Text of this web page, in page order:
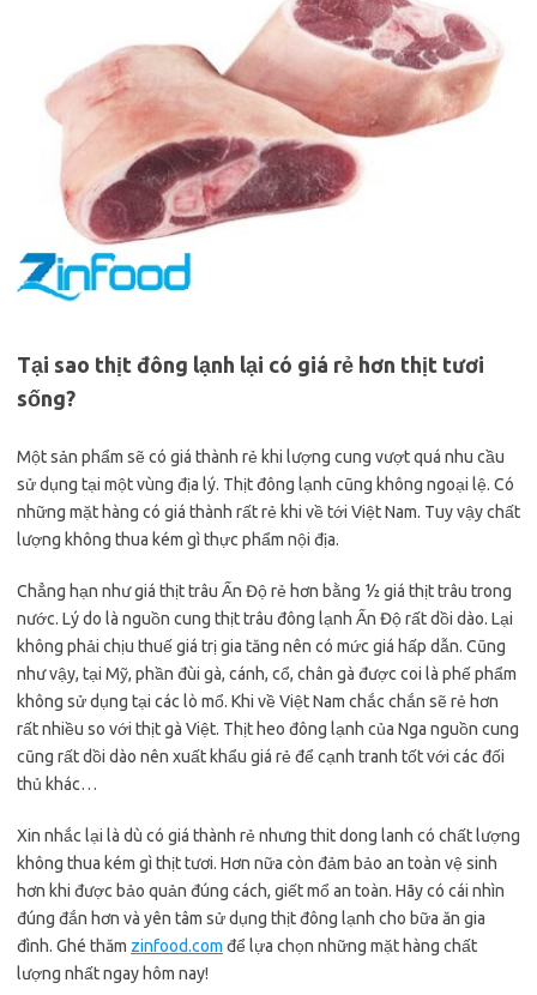
Tại sao thịt đông lạnh lại có giá rẻ hơn thịt tươi
sống?
Một sản phẩm sẽ có giá thành rẻ khi lượng cung vượt quá nhu cầu
sử dụng tại một vùng địa lý. Thịt đông lạnh cũng không ngoại lệ. Có
những mặt hàng có giá thành rất rẻ khi về tới Việt Nam. Tuy vậy chất
lượng không thua kém gì thực phẩm nội địa.
Chẳng hạn như giá thịt trâu Ấn Độ rẻ hơn bằng ½ giá thịt trâu trong
nước. Lý do là nguồn cung thịt trâu đông lạnh Ấn Độ rất dồi dào. Lại
không phải chịu thuế giá trị gia tăng nên có mức giá hấp dẫn. Cũng
như vậy, tại Mỹ, phần đùi gà, cánh, cổ, chân gà được coi là phế phẩm
không sử dụng tại các lò mổ. Khi về Việt Nam chắc chắn sẽ rẻ hơn
rất nhiều so với thịt gà Việt. Thịt heo đông lạnh của Nga nguồn cung
cũng rất dồi dào nên xuất khẩu giá rẻ để cạnh tranh tốt với các đối
thủ khác…
Xin nhắc lại là dù có giá thành rẻ nhưng thit dong lanh có chất lượng
không thua kém gì thịt tươi. Hơn nữa còn đảm bảo an toàn vệ sinh
hơn khi được bảo quản đúng cách, giết mổ an toàn. Hãy có cái nhìn
đúng đắn hơn và yên tâm sử dụng thịt đông lạnh cho bữa ăn gia
đình. Ghé thăm zinfood.com để lựa chọn những mặt hàng chất
lượng nhất ngay hôm nay!